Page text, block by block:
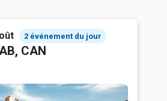
2 événement du jour
CAN